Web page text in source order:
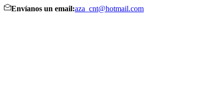
Envíanos un email:aza_cnt@hotmail.com